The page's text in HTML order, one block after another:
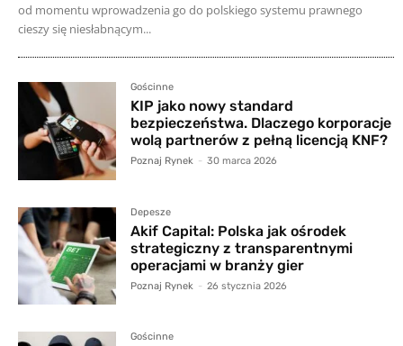
od momentu wprowadzenia go do polskiego systemu prawnego
cieszy się niesłabnącym...
Gościnne
KIP jako nowy standard
bezpieczeństwa. Dlaczego korporacje
wolą partnerów z pełną licencją KNF?
Poznaj Rynek - 30 marca 2026
Depesze
Akif Capital: Polska jak ośrodek
strategiczny z transparentnymi
operacjami w branży gier
Poznaj Rynek - 26 stycznia 2026
Gościnne